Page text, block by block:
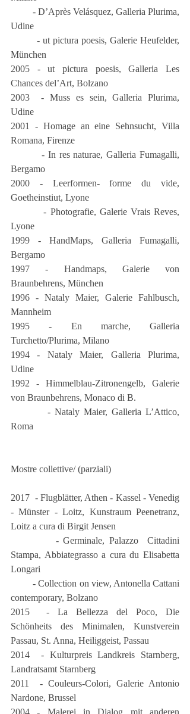
Udine
         - ut pictura poesis, Galerie Heufelder,
München
2005 - ut pictura poesis, Galleria Les
Chances del’Art, Bolzano
2003  - Muss es sein, Galleria Plurima,
Udine
2001 - Homage an eine Sehnsucht, Villa
Romana, Firenze
         - In res naturae, Galleria Fumagalli,
Bergamo
2000 - Leerformen- forme du vide,
Goetheinstiut, Lyone
         - Photografie, Galerie Vrais Reves,
Lyone
1999 - HandMaps, Galleria Fumagalli,
Bergamo
1997 - Handmaps, Galerie von
Braunbehrens, München
1996 - Nataly Maier, Galerie Fahlbusch,
Mannheim
1995 - En marche, Galleria
Turchetto/Plurima, Milano
1994 - Nataly Maier, Galleria Plurima,
Udine
1992 - Himmelblau-Zitronengelb, Galerie
von Braunbehrens, Monaco di B.
         - Nataly Maier, Galleria L’Attico,
Roma
Mostre collettive/ (parziali)
2017  - Flugblätter, Athen - Kassel - Venedig
- Münster - Loitz, Kunstraum Peenetranz,
Loitz a cura di Birgit Jensen
Stampa, Abbiategrasso a cura du Elisabetta
Longari
         - Collection on view, Antonella Cattani
contemporary, Bolzano
2015  - La Bellezza del Poco, Die
Schönheits des Minimalen, Kunstverein
Passau, St. Anna, Heiliggeist, Passau
2014  - Kulturpreis Landkreis Starnberg,
Landratsamt Starnberg
2011  - Couleurs-Colori, Galerie Antonio
Nardone, Brussel
2004 - Malerei in Dialog mit anderen